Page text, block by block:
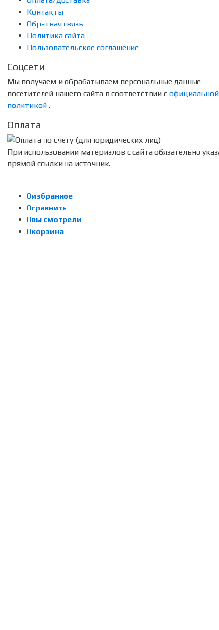
Контакты
Обратная связь
Политика сайта
Пользовательское соглашение
Соцсети
Мы получаем и обрабатываем персональные данные
посетителей нашего сайта в соответствии с официальной
политикой .
Оплата
При использовании материалов с сайта обязательно
прямой ссылки на источник.
0избранное
0сравнить
0вы смотрели
0корзина